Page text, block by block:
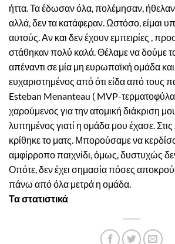
ήττα. Τα έδωσαν όλα, πολέμησαν,
αλλά, δεν τα κατάφεραν. Ωστόσο, είμαι
αυτούς. Αν και δεν έχουν εμπειρίες ,
στάθηκαν πολύ καλά. Θέλαμε να δούμε
απέναντι σε μία μη ευρωπαϊκή ομάδα και
ευχαριστημένος από ότι είδα από τους
Esteban Menanteau ( MVP-
χαρούμενος για την ατομική διάκριση
λυπημένος γιατί η ομάδα μου έχασε. Στις
κρίθηκε το ματς. Μπορούσαμε να
αμφίρροπο παιχνίδι, όμως, δυστυχώς
Οπότε, δεν έχει σημασία πόσες
πάνω από όλα μετρά η ομάδα.
Τα στατιστικά